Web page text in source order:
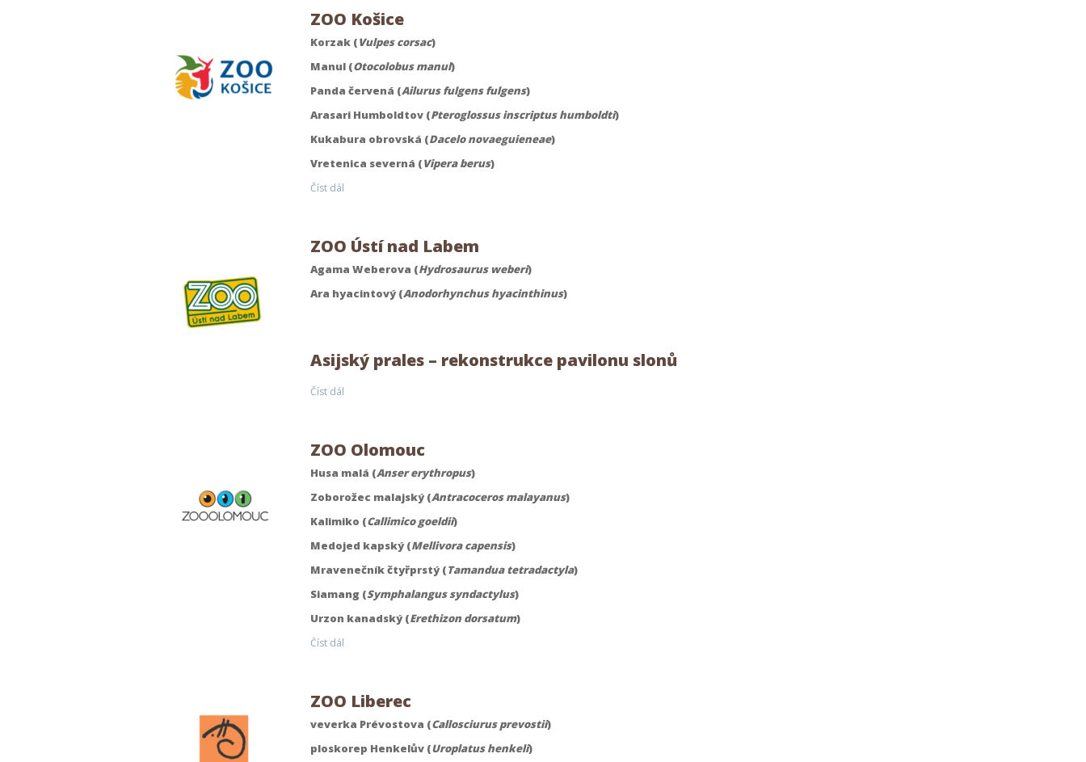
ZOO Košice
Korzak (Vulpes corsac)
Manul (Otocolobus manul)
Panda červená (Ailurus fulgens fulgens)
Arasari Humboldtov (Pteroglossus inscriptus humboldti)
Kukabura obrovská (Dacelo novaeguieneae)
Vretenica severná (Vipera berus)
Číst dál
ZOO Ústí nad Labem
Agama Weberova (Hydrosaurus weberi)
Ara hyacintový (Anodorhynchus hyacinthinus)
Asijský prales – rekonstrukce pavilonu slonů
Číst dál
ZOO Olomouc
Husa malá (Anser erythropus)
Zoborožec malajský (Antracoceros malayanus)
Kalimiko (Callimico goeldii)
Medojed kapský (Mellivora capensis)
Mravenečník čtyřprstý (Tamandua tetradactyla)
Siamang (Symphalangus syndactylus)
Urzon kanadský (Erethizon dorsatum)
Číst dál
ZOO Liberec
veverka Prévostova (Callosciurus prevostii)
ploskorep Henkelův (Uroplatus henkeli)